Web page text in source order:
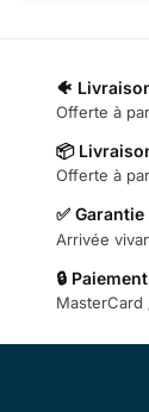
🐠
Offerte à
📦
Offerte à
✅
Arrivée
🔒
MasterCard